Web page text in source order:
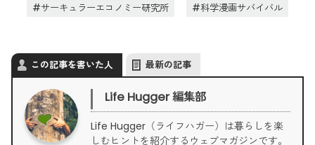
サーキュラーエコノミー研究所
科学漫画サバイバル
この記事を書いた人 最新の記事
Life Hugger 編集部
Life Hugger（ライフハガー）は暮らしを楽
しむヒントを紹介するウェブマガジンです。